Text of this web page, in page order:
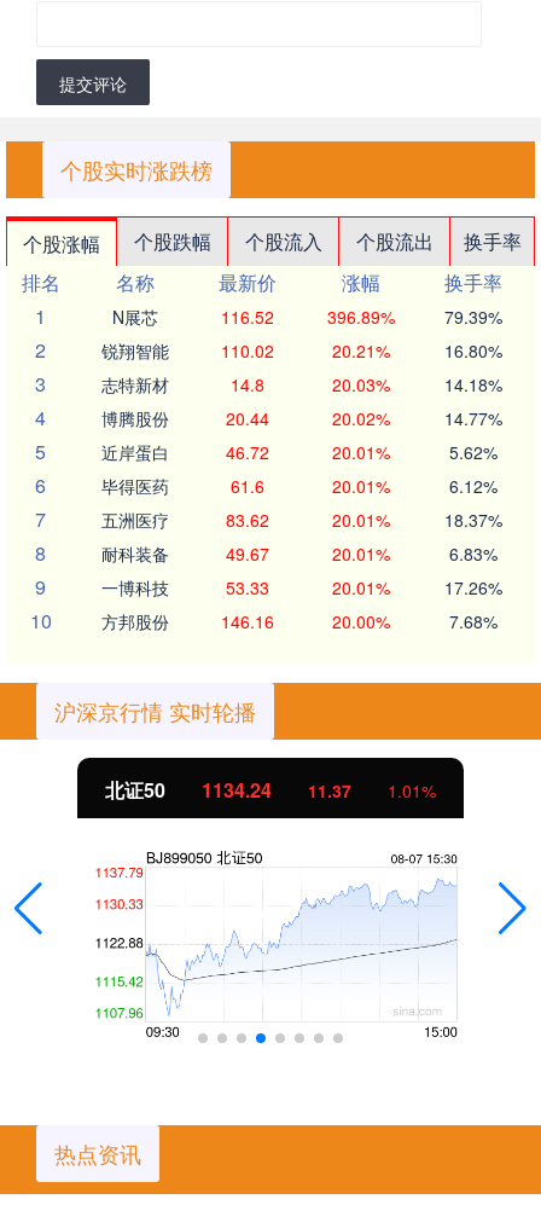
提交评论
个股实时涨跌榜
个股涨幅 个股跌幅 个股流入 个股流出
换手率
排名
名称 最新价 涨幅
换手率
1
N展芯 116.52 396.89% 79.39%
2 锐翔智能 110.02 20.21% 16.80%
3 志特新材 14.8 20.03% 14.18%
4 博腾股份 20.44 20.02% 14.77%
5 近岸蛋白 46.72 20.01% 5.62%
6 毕得医药 61.6 20.01% 6.12%
7 五洲医疗 83.62 20.01% 18.37%
8 耐科装备 49.67 20.01% 6.83%
9 一博科技 53.33 20.01% 17.26%
10 方邦股份 146.16 20.00% 7.68%
沪深京行情 实时轮播
北证50 1134.24 11.37 1.01%
热点资讯